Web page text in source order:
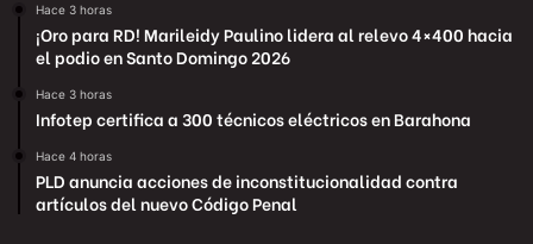
Hace 3 horas
¡Oro para RD! Marileidy Paulino lidera al relevo 4×400 hacia
el podio en Santo Domingo 2026
Hace 3 horas
Infotep certifica a 300 técnicos eléctricos en Barahona
Hace 4 horas
PLD anuncia acciones de inconstitucionalidad contra
artículos del nuevo Código Penal